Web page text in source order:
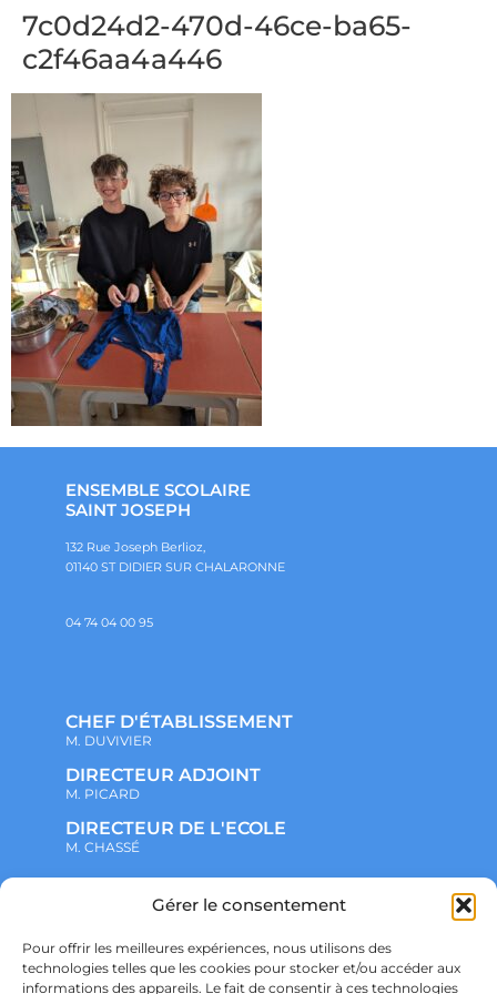
Gérer le consentement
Pour offrir les meilleures expériences, nous utilisons des
technologies telles que les cookies pour stocker et/ou accéder aux
informations des appareils. Le fait de consentir à ces technologies
7c0d24d2-470d-46ce-ba65-
c2f46aa4a446
ENSEMBLE SCOLAIRE
SAINT JOSEPH
132 Rue Joseph Berlioz,
01140 ST DIDIER SUR CHALARONNE
04 74 04 00 95
CHEF D'ÉTABLISSEMENT
M. DUVIVIER
DIRECTEUR ADJOINT
M. PICARD
DIRECTEUR DE L'ECOLE
M. CHASSÉ
NOTRE ENSEMBLE SCOLAIRE
ADMINISTRATIF
VIE ASSOCIATIVE
PARTENARIATS